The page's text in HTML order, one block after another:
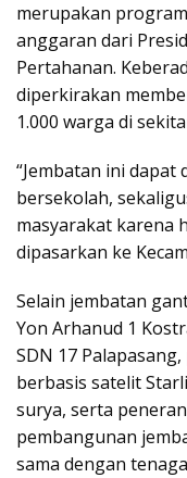
merupakan
anggaran dari
Pertahanan.
diperkirakan
1.000 warga di
“Jembatan ini
bersekolah,
masyarakat karena
dipasarkan ke
Selain jembatan
Yon Arhanud 1
SDN 17
berbasis satelit
surya, serta
pembangunan
sama dengan